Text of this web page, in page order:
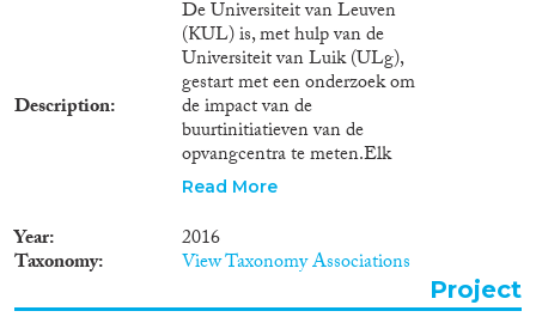
Description
De Universiteit van Leuven
(KUL) is, met hulp van de
Universiteit van Luik (ULg),
gestart met een onderzoek om
de impact van de
buurtinitiatieven van de
opvangcentra te meten.Elk
opvangcentrum in België
om zich als open centrum zo
goed mogelijk te integreren in
de omgeving: opendeurdagen,
vrijwilligersacties,
Read More
Year 2016
Taxonomy View Taxonomy Associations
Project